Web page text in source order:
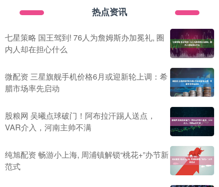
热点资讯
七星策略 国王驾到! 76人为詹姆斯办加冕礼, 圈
内人却在担心什么
微配资 三星旗舰手机价格6月或迎新轮上调：希
腊市场率先启动
股粮网 吴曦点球破门！阿布拉汗踢人送点，
VAR介入，河南主帅不满
纯旭配资 畅游小上海, 周浦镇解锁“桃花+”办节新
范式